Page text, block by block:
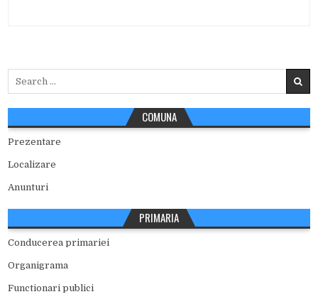
COMUNA
Prezentare
Localizare
Anunturi
PRIMARIA
Conducerea primariei
Organigrama
Functionari publici